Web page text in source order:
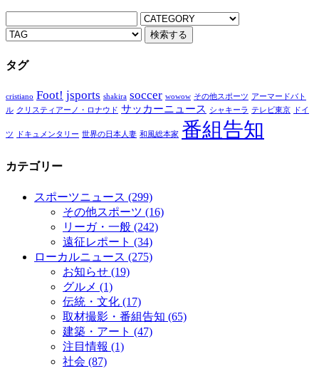
タグ
cristiano Foot! jsports shakira soccer wowow その他スポーツ アーマードバト
ル クリスティアーノ・ロナウド サッカーニュース シャキーラ テレビ東京 ドイ
ツ ドキュメンタリー 世界の日本人妻 和風総本家 番組告知
カテゴリー
スポーツニュース (299)
その他スポーツ (16)
リーガ・一般 (242)
遠征レポート (34)
ローカルニュース (275)
お知らせ (19)
グルメ (1)
伝統・文化 (17)
取材撮影・番組告知 (65)
建築・アート (47)
注目情報 (1)
社会 (87)